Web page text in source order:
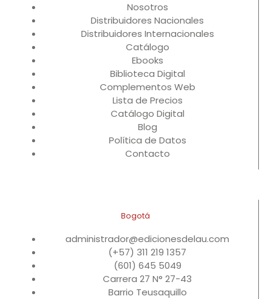
Nosotros
Distribuidores Nacionales
Distribuidores Internacionales
Catálogo
Ebooks
Biblioteca Digital
Complementos Web
Lista de Precios
Catálogo Digital
Blog
Política de Datos
Contacto
Bogotá
administrador@edicionesdelau.com
(+57) 311 219 1357
(601) 645 5049
Carrera 27 N° 27-43
Barrio Teusaquillo